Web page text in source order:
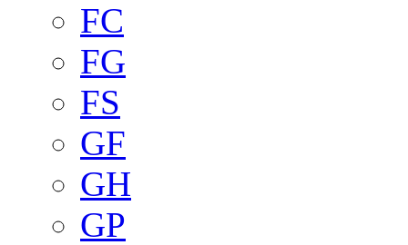
FC
FG
FS
GF
GH
GP